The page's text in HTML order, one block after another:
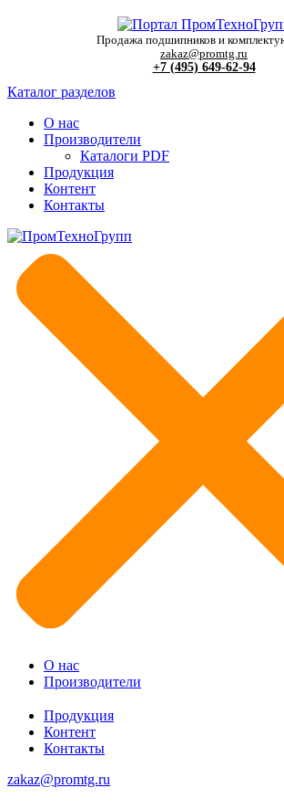
Продажа подшипников и
zakaz@promtg.ru
+7 (495) 649-62-94
Каталог разделов
О нас
Производители
Каталоги PDF
Продукция
Контент
Контакты
О нас
Производители
Продукция
Контент
Контакты
zakaz@promtg.ru